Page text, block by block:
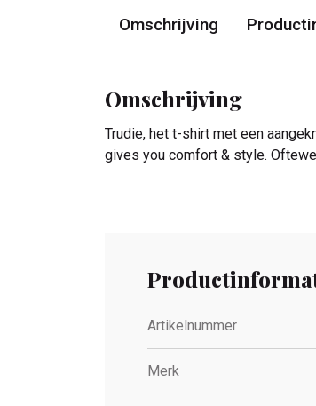
Omschrijving
Omschrijving
Trudie, het t-shirt met een
gives you comfort & style.
Artikelnummer
Merk